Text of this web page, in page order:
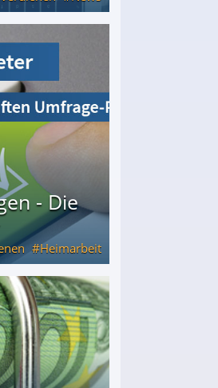
- Die
Heimarbeit